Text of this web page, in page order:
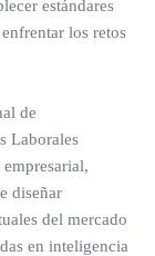
estándares
los retos
de
Laborales
diseñar
del mercado
en inteligencia